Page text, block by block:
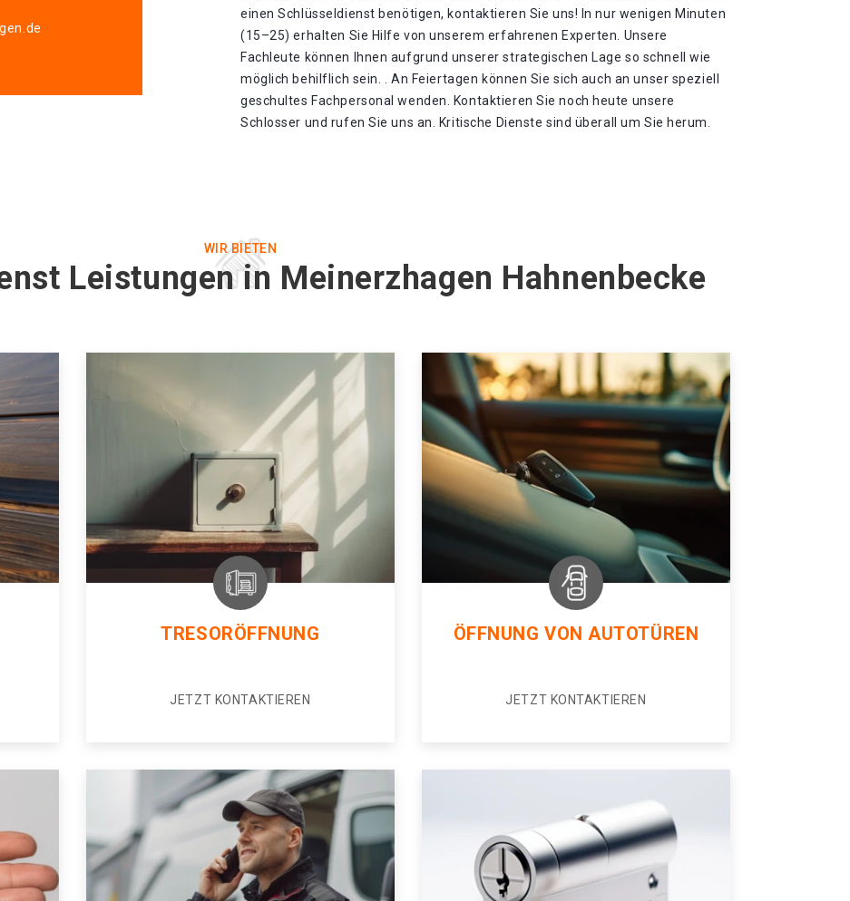
einen Schlüsseldienst benötigen, kontaktieren Sie uns! In nur wenigen Minuten
(15–25) erhalten Sie Hilfe von unserem erfahrenen Experten. Unsere
Fachleute können Ihnen aufgrund unserer strategischen Lage so schnell wie
möglich behilflich sein. . An Feiertagen können Sie sich auch an unser speziell
geschultes Fachpersonal wenden. Kontaktieren Sie noch heute unsere
Schlosser und rufen Sie uns an. Kritische Dienste sind überall um Sie herum.
WIR BIETEN
Leistungen in Meinerzhagen Hahnenbecke
TRESORÖFFNUNG
JETZT KONTAKTIEREN
ÖFFNUNG VON AUTOTÜREN
JETZT KONTAKTIEREN